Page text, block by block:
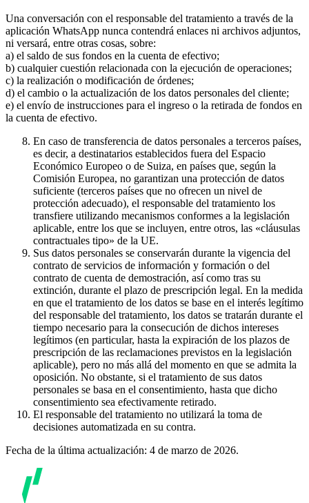
Una conversación con el responsable del tratamiento a través de la
aplicación WhatsApp nunca contendrá enlaces ni archivos adjuntos,
ni versará, entre otras cosas, sobre:
a) el saldo de sus fondos en la cuenta de efectivo;
b) cualquier cuestión relacionada con la ejecución de operaciones;
c) la realización o modificación de órdenes;
d) el cambio o la actualización de los datos personales del cliente;
e) el envío de instrucciones para el ingreso o la retirada de fondos en
la cuenta de efectivo.
En caso de transferencia de datos personales a terceros países,
es decir, a destinatarios establecidos fuera del Espacio
Económico Europeo o de Suiza, en países que, según la
Comisión Europea, no garantizan una protección de datos
suficiente (terceros países que no ofrecen un nivel de
protección adecuado), el responsable del tratamiento los
transfiere utilizando mecanismos conformes a la legislación
aplicable, entre los que se incluyen, entre otros, las «cláusulas
contractuales tipo» de la UE.
Sus datos personales se conservarán durante la vigencia del
contrato de servicios de información y formación o del
contrato de cuenta de demostración, así como tras su
extinción, durante el plazo de prescripción legal. En la medida
en que el tratamiento de los datos se base en el interés legítimo
del responsable del tratamiento, los datos se tratarán durante el
tiempo necesario para la consecución de dichos intereses
legítimos (en particular, hasta la expiración de los plazos de
prescripción de las reclamaciones previstos en la legislación
aplicable), pero no más allá del momento en que se admita la
oposición. No obstante, si el tratamiento de sus datos
personales se basa en el consentimiento, hasta que dicho
consentimiento sea efectivamente retirado.
El responsable del tratamiento no utilizará la toma de
decisiones automatizada en su contra.
Fecha de la última actualización: 4 de marzo de 2026.